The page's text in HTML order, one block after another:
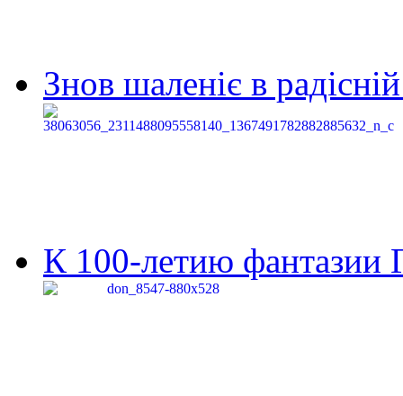
Знов шаленіє в
К 100-летию фантазии